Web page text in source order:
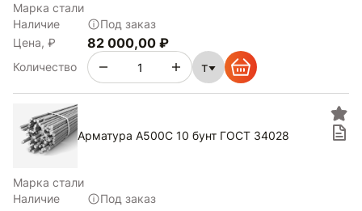
Марка стали
Наличие
Под заказ
Цена, ₽
82 000,00 ₽
Количество т
Арматура А500С 10 бунт ГОСТ 34028
Марка стали
Наличие
Под заказ